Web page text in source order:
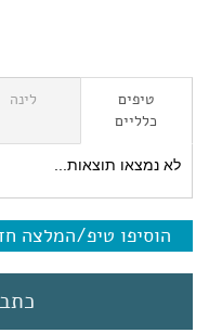
טיפים
כלליים
לינה
לא נמצאו תוצאות...
הוסיפו טיפ/המלצה